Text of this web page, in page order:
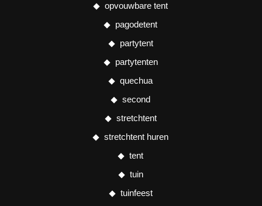
opvouwbare tent
pagodetent
partytent
partytenten
quechua
second
stretchtent
stretchtent huren
tent
tuin
tuinfeest